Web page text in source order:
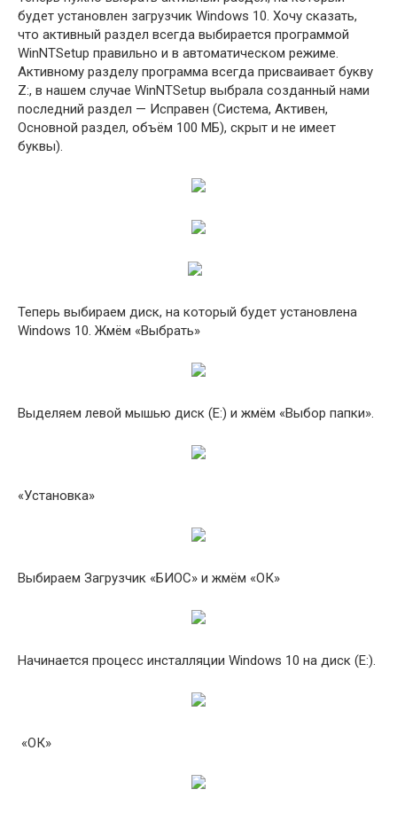
будет установлен загрузчик Windows 10. Хочу сказать,
что активный раздел всегда выбирается программой
WinNTSetup правильно и в автоматическом режиме.
Активному разделу программа всегда присваивает букву
Z:, в нашем случае WinNTSetup выбрала созданный нами
последний раздел — Исправен (Система, Активен,
Основной раздел, объём 100 МБ), скрыт и не имеет
буквы).
Теперь выбираем диск, на который будет установлена
Windows 10. Жмём «Выбрать»
Выделяем левой мышью диск (E:) и жмём «Выбор папки».
«Установка»
Выбираем Загрузчик «БИОС» и жмём «ОК»
Начинается процесс инсталляции Windows 10 на диск (E:).
«ОК»